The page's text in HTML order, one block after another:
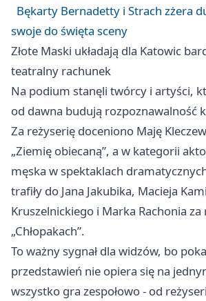
Bękarty Bernadetty i Strach zżera
swoje do święta sceny
Złote Maski układają dla Katowic
teatralny rachunek
Na podium stanęli twórcy i artyści,
od dawna budują rozpoznawalność
Za reżyserię doceniono Maję
„Ziemię obiecaną”, a w kategorii
męska w spektaklach
trafiły do Jana Jakubika, Macieja
Kruszelnickiego i Marka Rachonia za
„Chłopakach”.
To ważny sygnał dla widzów, bo
przedstawień nie opiera się na
wszystko gra zespołowo - od